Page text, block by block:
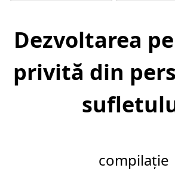
Dezvoltarea
privită din
compilație